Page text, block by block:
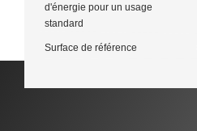
d'énergie pour un usage
standard
Surface de référence